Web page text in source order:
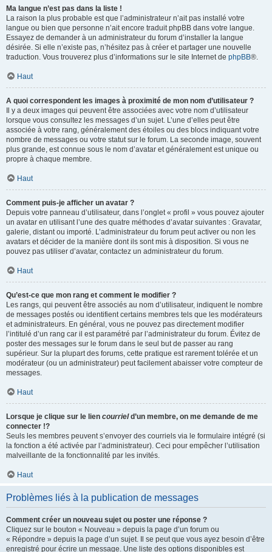
Ma langue n’est pas dans la liste !
La raison la plus probable est que l’administrateur n’ait pas installé votre
langue ou bien que personne n’ait encore traduit phpBB dans votre langue.
Essayez de demander à un administrateur du forum d’installer la langue
désirée. Si elle n’existe pas, n’hésitez pas à créer et partager une nouvelle
traduction. Vous trouverez plus d’informations sur le site Internet de phpBB®.
Haut
A quoi correspondent les images à proximité de mon nom d’utilisateur ?
Il y a deux images qui peuvent être associées avec votre nom d’utilisateur
lorsque vous consultez les messages d’un sujet. L’une d’elles peut être
associée à votre rang, généralement des étoiles ou des blocs indiquant votre
nombre de messages ou votre statut sur le forum. La seconde image, souvent
plus grande, est connue sous le nom d’avatar et généralement est unique ou
propre à chaque membre.
Haut
Comment puis-je afficher un avatar ?
Depuis votre panneau d’utilisateur, dans l’onglet « profil » vous pouvez ajouter
un avatar en utilisant l’une des quatre méthodes d’avatar suivantes : Gravatar,
galerie, distant ou importé. L’administrateur du forum peut activer ou non les
avatars et décider de la manière dont ils sont mis à disposition. Si vous ne
pouvez pas utiliser d’avatar, contactez un administrateur du forum.
Haut
Qu’est-ce que mon rang et comment le modifier ?
Les rangs, qui peuvent être associés au nom d’utilisateur, indiquent le nombre
de messages postés ou identifient certains membres tels que les modérateurs
et administrateurs. En général, vous ne pouvez pas directement modifier
l’intitulé d’un rang car il est paramétré par l’administrateur du forum. Évitez de
poster des messages sur le forum dans le seul but de passer au rang
supérieur. Sur la plupart des forums, cette pratique est rarement tolérée et un
modérateur (ou un administrateur) peut facilement abaisser votre compteur de
messages.
Haut
Lorsque je clique sur le lien courrield’un membre, on me demande de me
connecter !?
Seuls les membres peuvent s’envoyer des courriels via le formulaire intégré (si
la fonction a été activée par l’administrateur). Ceci pour empêcher l’utilisation
malveillante de la fonctionnalité par les invités.
Haut
Problèmes liés à la publication de messages
Comment créer un nouveau sujet ou poster une réponse ?
Cliquez sur le bouton « Nouveau » depuis la page d’un forum ou
« Répondre » depuis la page d’un sujet. Il se peut que vous ayez besoin d’être
enregistré pour écrire un message. Une liste des options disponibles est